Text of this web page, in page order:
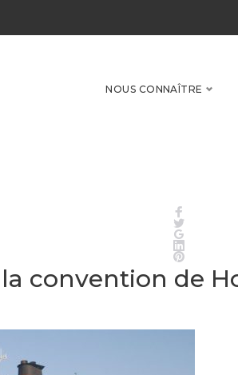
NOUS CONNAÎTRE
Twitter
Pinterest
la convention de